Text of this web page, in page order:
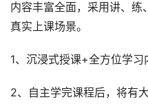
内容丰富全面，采用讲、练
真实上课场景。
1、沉浸式授课+全方位学习
2、自主学完课程后，将有